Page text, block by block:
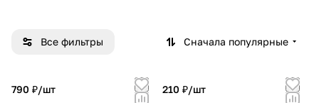
Все фильтры Сначала популярные
790 ₽/шт
210 ₽/шт